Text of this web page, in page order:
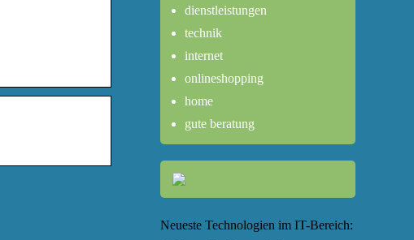
dienstleistungen
technik
internet
onlineshopping
home
gute beratung
Neueste Technologien im IT-Bereich: